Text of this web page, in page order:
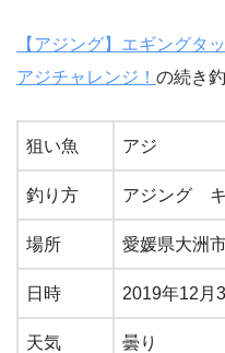
【アジング】エギングタ
アジチャレンジ！ の続き
狙い魚 アジ
釣り方 アジング
場所 愛媛県大洲
日時 2019年12月
天気 曇り